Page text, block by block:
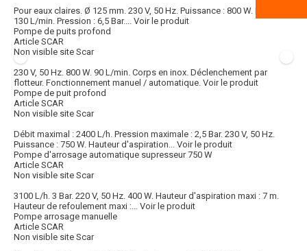
Pour eaux claires. Ø 125 mm. 230 V, 50 Hz. Puissance : 800 W. Débit :
130 L/min. Pression : 6,5 Bar....
Voir le produit
Pompe de puits profond
Article SCAR
Non visible site Scar
230 V, 50 Hz. 800 W. 90 L/min. Corps en inox. Déclenchement par
flotteur. Fonctionnement manuel / automatique. Voir le produit
Pompe de puit profond
Article SCAR
Non visible site Scar
Débit maximal : 2400 L/h. Pression maximale : 2,5 Bar. 230 V, 50 Hz.
Puissance : 750 W. Hauteur d'aspiration...
Voir le produit
Pompe d'arrosage automatique supresseur 750 W
Article SCAR
Non visible site Scar
3100 L/h. 3 Bar. 220 V, 50 Hz. 400 W. Hauteur d'aspiration maxi : 7 m.
Hauteur de refoulement maxi :...
Voir le produit
Pompe arrosage manuelle
Article SCAR
Non visible site Scar